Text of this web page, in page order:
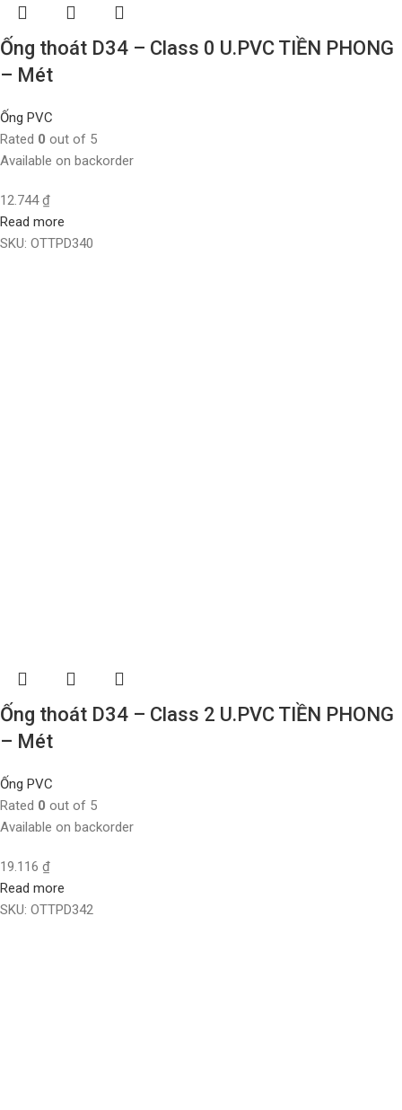
Ống thoát D34 – Class 0 U.PVC TIỀN PHONG
– Mét
Ống PVC
Rated 0 out of 5
Available on backorder
12.744₫
Read more
SKU: OTTPD340
Ống thoát D34 – Class 2 U.PVC TIỀN PHONG
– Mét
Ống PVC
Rated 0 out of 5
Available on backorder
19.116 ₫
Read more
SKU: OTTPD342